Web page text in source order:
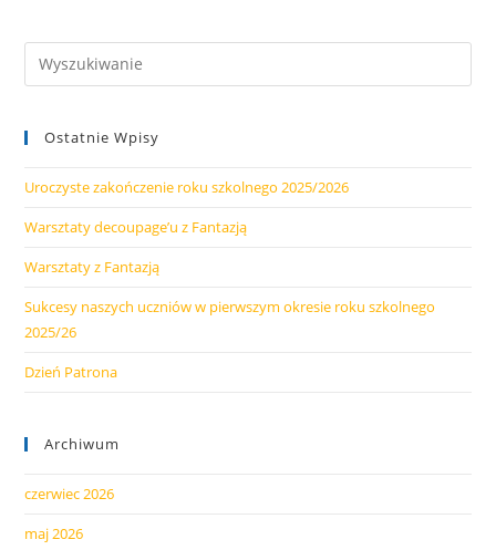
Ostatnie Wpisy
Uroczyste zakończenie roku szkolnego 2025/2026
Warsztaty decoupage’u z Fantazją
Warsztaty z Fantazją
Sukcesy naszych uczniów w pierwszym okresie roku szkolnego
2025/26
Dzień Patrona
Archiwum
czerwiec 2026
maj 2026